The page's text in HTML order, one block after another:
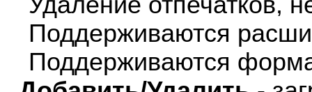
Поддерживаются
Поддерживаются